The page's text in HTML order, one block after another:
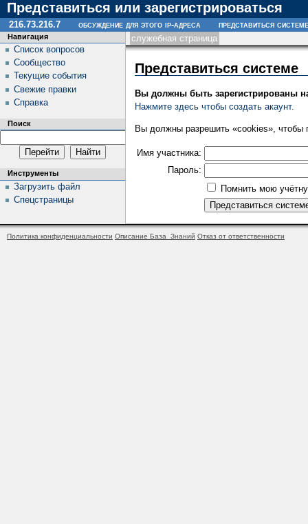
Представиться или зарегистрироваться
служебная страница
Представиться системе
Вы должны быть зарегистрированы
Нажмите здесь чтобы создать акаунт.
Вы должны разрешить «cookies», чтобы
Имя участника:
Пароль:
Помнить мою
Навигация
Список вопросов
Сообщество
Текущие события
Свежие правки
Справка
Поиск
Инструменты
Загрузить файл
Спецстраницы
216.73.216.7 обсуждение для этого ip-адреса представиться системе
Политика конфиденциальности Описание База_Знаний Отказ от ответственности